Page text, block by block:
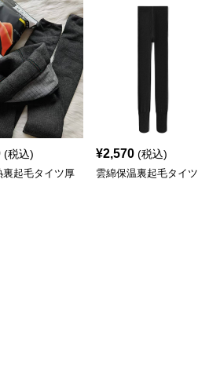
(税込)
裏起毛タイツ厚
¥2,570 (税込)
雲綿保温裏起毛タイツ